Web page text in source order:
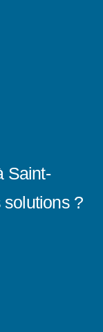
Saint-
solutions ?